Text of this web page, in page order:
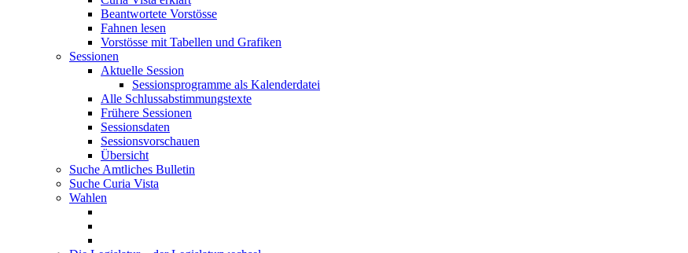
Beantwortete Vorstösse
Fahnen lesen
Vorstösse mit Tabellen und Grafiken
Sessionen
Aktuelle Session
Sessionsprogramme als Kalenderdatei
Alle Schlussabstimmungstexte
Frühere Sessionen
Sessionsdaten
Sessionsvorschauen
Übersicht
Suche Amtliches Bulletin
Suche Curia Vista
Wahlen